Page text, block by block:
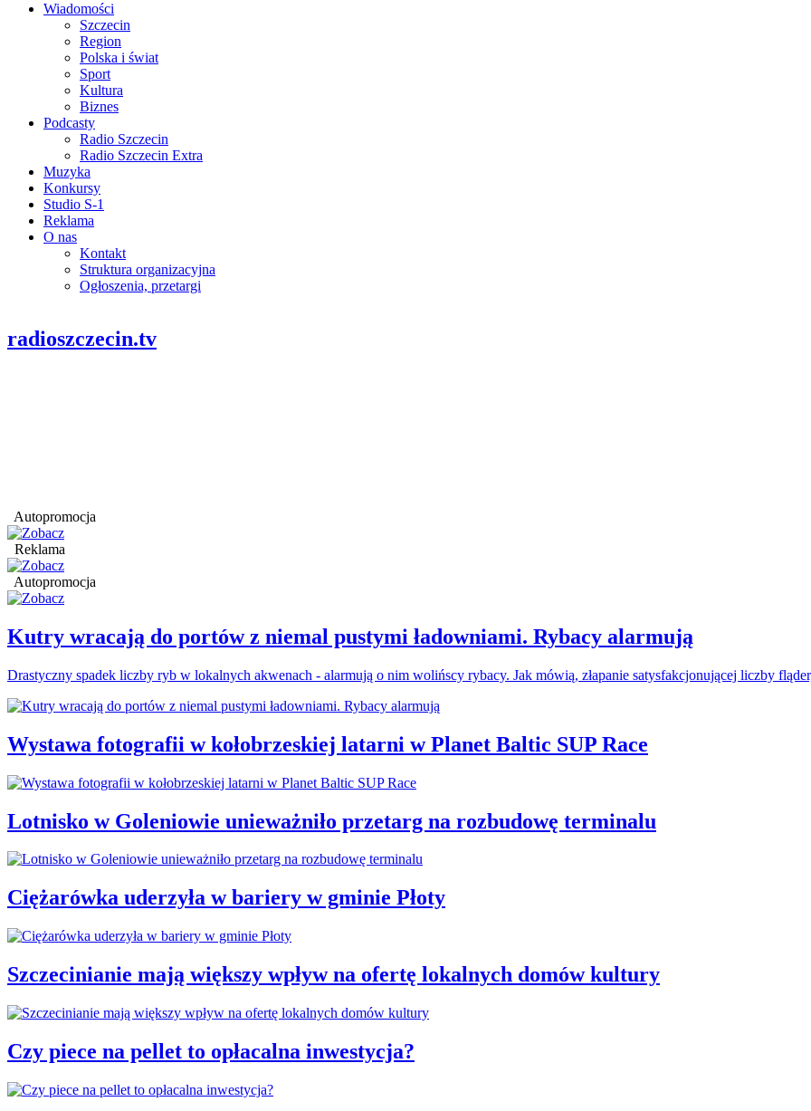
Wiadomości
Szczecin
Region
Polska i świat
Sport
Kultura
Biznes
Podcasty
Radio Szczecin
Radio Szczecin Extra
Muzyka
Konkursy
Studio S-1
Reklama
O nas
Kontakt
Struktura organizacyjna
Ogłoszenia, przetargi
radioszczecin.tv
Autopromocja
Reklama
Autopromocja
Kutry wracają do portów z niemal pustymi ładowniami. Rybacy alarmują
Drastyczny spadek liczby ryb w lokalnych akwenach - alarmują o nim wolińscy rybacy. Jak mówią, złapanie satysfakcjonującej liczby
Wystawa fotografii w kołobrzeskiej latarni w Planet Baltic SUP Race
Lotnisko w Goleniowie unieważniło przetarg na rozbudowę terminalu
Ciężarówka uderzyła w bariery w gminie Płoty
Szczecinianie mają większy wpływ na ofertę lokalnych domów kultury
Czy piece na pellet to opłacalna inwestycja?